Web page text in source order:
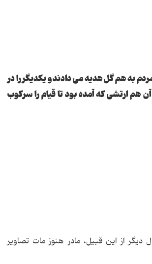
به هم گل هدیه می دادند و یکدیگر را در
هم ارتشی که آمده بود تا قیام را سرکوب
دیگر از این قبیل، مادر هنوز مات تصاویر